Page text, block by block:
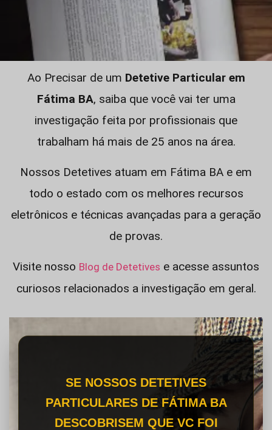
Ao Precisar de um Detetive Particular em
Fátima BA, saiba que você vai ter uma
investigação feita por profissionais que
trabalham há mais de 25 anos na área.
Nossos Detetives atuam em Fátima BA e em
todo o estado com os melhores recursos
eletrônicos e técnicas avançadas para a geração
de provas.
Visite nosso Blog de Detetives e acesse assuntos
curiosos relacionados a investigação em geral.
SE NOSSOS DETETIVES
PARTICULARES DE FÁTIMA BA
DESCOBRISEM QUE VC FOI